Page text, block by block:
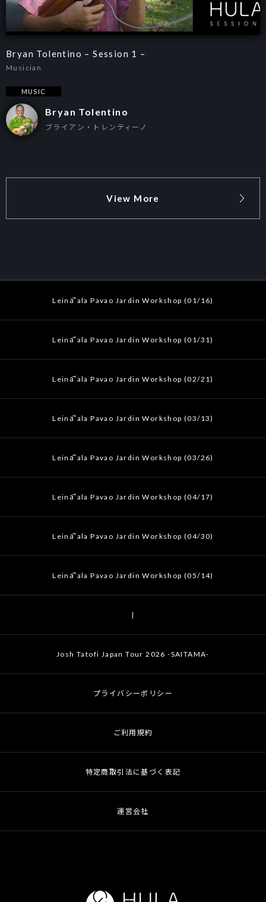
Bryan Tolentino – Session 1 –
Musician
MUSIC
Bryan Tolentino
ブライアン・トレンティーノ
View More
Leināʻala Pavao Jardin Workshop (01/16)
Leināʻala Pavao Jardin Workshop (01/31)
Leināʻala Pavao Jardin Workshop (02/21)
Leināʻala Pavao Jardin Workshop (03/13)
Leināʻala Pavao Jardin Workshop (03/26)
Leināʻala Pavao Jardin Workshop (04/17)
Leināʻala Pavao Jardin Workshop (04/30)
Leināʻala Pavao Jardin Workshop (05/14)
|
Josh Tatofi Japan Tour 2026 -SAITAMA-
プライバシーポリシー
ご利用規約
特定商取引法に基づく表記
運営会社